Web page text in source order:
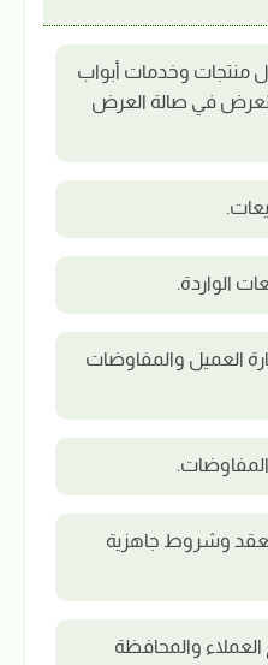
منتجات وخدمات أبواب
العرض في صالة العرض
الواردة.
العميل والمفاوضات
وشروط جاهزية
والمحافظة